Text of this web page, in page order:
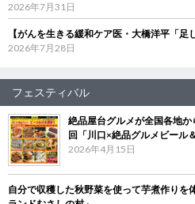
2026年7月31日
【がんを生きる緩和ケア医・大橋洋平「足
2026年7月28日
フェスティバル
絶品屋台グルメが全国各地
回「川口×絶品グルメビール
2026年4月15日
自分で収穫した秋野菜を使って芋煮作り